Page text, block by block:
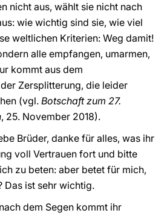
nicht aus, wählt sie nicht nach
wie wichtig sind sie, wie viel
weltlichen Kriterien: Weg damit!
alle empfangen, umarmen,
kommt aus dem
Zersplitterung, die leider
(vgl. Botschaft zum 27.
, 25. November 2018).
Brüder, danke für alles, was ihr
voll Vertrauen fort und bitte
zu beten: aber betet für mich,
Das ist sehr wichtig.
dem Segen kommt ihr